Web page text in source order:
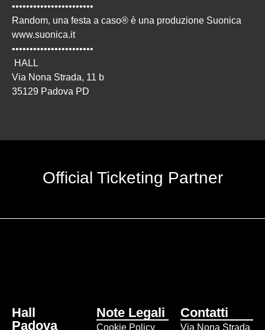
•••••••••••••••••••••••
Random, una festa a caso® è una produzione Suonica
www.suonica.it
•••••••••••••••••••••••
HALL
Via Nona Strada, 11 b
35129 Padova PD
Official Ticketing Partner
Hall
Padova
Note Legali
Cookie Policy
Contatti
Via Nona Strada